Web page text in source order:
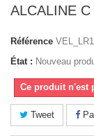
ALCALINE
Référence
État : Nouveau
Ce produit n'est
Tweet